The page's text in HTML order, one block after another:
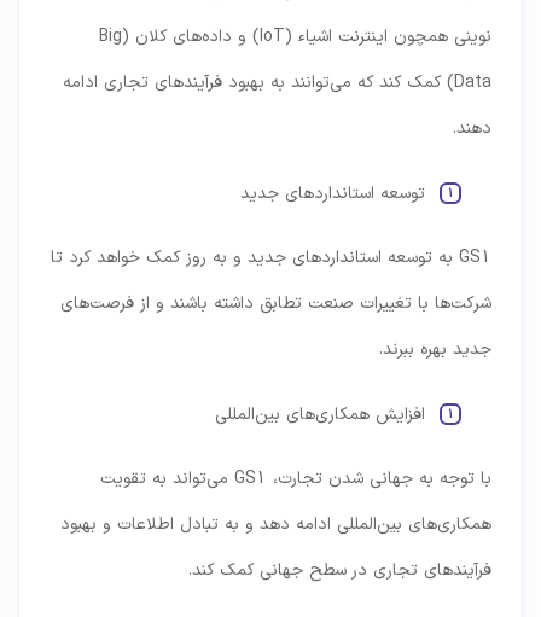
نوینی همچون اینترنت اشیاء (IoT) و داده‌های کلان (Big
Data) کمک کند که می‌توانند به بهبود فرآیندهای تجاری ادامه
دهند.
توسعه استانداردهای جدید
GS1 به توسعه استانداردهای جدید و به روز کمک خواهد کرد تا
شرکت‌ها با تغییرات صنعت تطابق داشته باشند و از فرصت‌های
جدید بهره ببرند.
افزایش همکاری‌های بین‌المللی
با توجه به جهانی شدن تجارت، GS1 می‌تواند به تقویت
همکاری‌های بین‌المللی ادامه دهد و به تبادل اطلاعات و بهبود
فرآیندهای تجاری در سطح جهانی کمک کند.